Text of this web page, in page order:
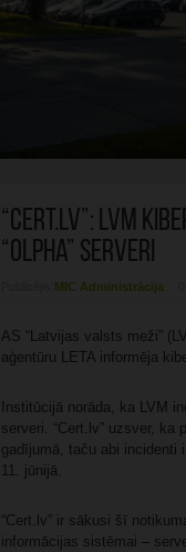
“Cert.lv”: LVM
“Olpha” serveri
MIC Administrācija
AS “Latvijas valsts meži”
aģentūru LETA informēja
Institūcijā norāda, ka LVM
serveri. “Cert.lv” uzsver,
gadījumā, taču abi incidenti
11. jūnijā.
“Cert.lv” ir sākusi šī
informācijas sistēmai –